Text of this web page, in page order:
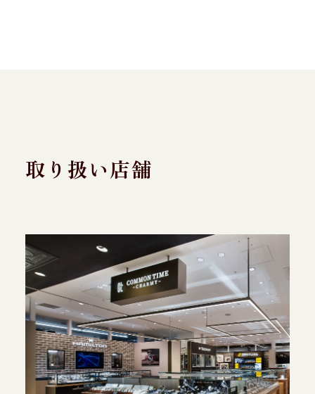
取り扱い店舗